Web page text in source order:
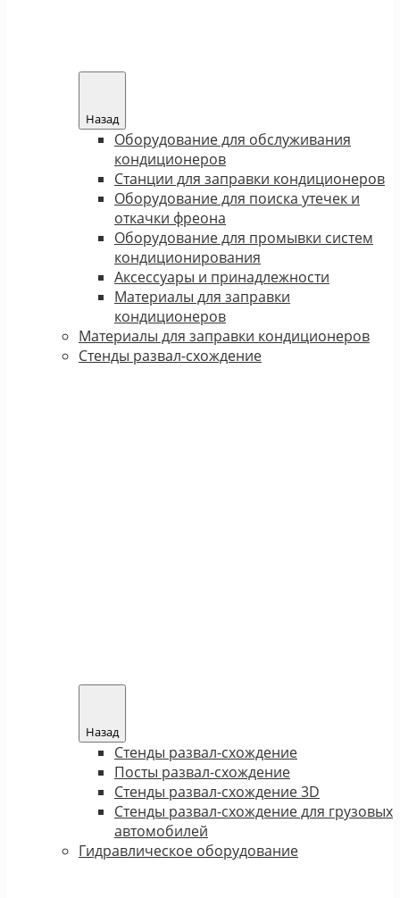
Назад
Оборудование для обслуживания
кондиционеров
Станции для заправки кондиционеров
Оборудование для поиска утечек и
откачки фреона
Оборудование для промывки систем
кондиционирования
Аксессуары и принадлежности
Материалы для заправки
кондиционеров
Материалы для заправки кондиционеров
Стенды развал-схождение
Назад
Стенды развал-схождение
Посты развал-схождение
Стенды развал-схождение 3D
Стенды развал-схождение для грузовых
автомобилей
Гидравлическое оборудование